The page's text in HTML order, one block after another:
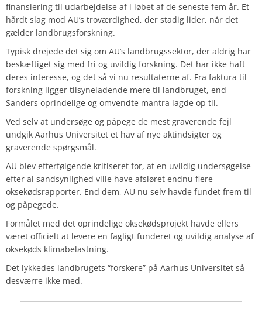
finansiering til udarbejdelse af i løbet af de seneste fem år. Et
hårdt slag mod AU’s troværdighed, der stadig lider, når det
gælder landbrugsforskning.
Typisk drejede det sig om AU’s landbrugssektor, der aldrig har
beskæftiget sig med fri og uvildig forskning. Det har ikke haft
deres interesse, og det så vi nu resultaterne af. Fra faktura til
forskning ligger tilsyneladende mere til landbruget, end
Sanders oprindelige og omvendte mantra lagde op til.
Ved selv at undersøge og påpege de mest graverende fejl
undgik Aarhus Universitet et hav af nye aktindsigter og
graverende spørgsmål.
AU blev efterfølgende kritiseret for, at en uvildig undersøgelse
efter al sandsynlighed ville have afsløret endnu flere
oksekødsrapporter. End dem, AU nu selv havde fundet frem til
og påpegede.
Formålet med det oprindelige oksekødsprojekt havde ellers
været officielt at levere en fagligt funderet og uvildig analyse af
oksekøds klimabelastning.
Det lykkedes landbrugets “forskere” på Aarhus Universitet så
desværre ikke med.